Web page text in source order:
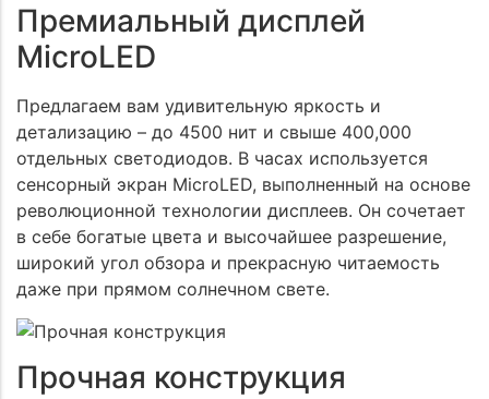
Премиальный дисплей
MicroLED
Предлагаем вам удивительную яркость и
детализацию – до 4500 нит и свыше 400,000
отдельных светодиодов. В часах используется
сенсорный экран MicroLED, выполненный на основе
революционной технологии дисплеев. Он сочетает
в себе богатые цвета и высочайшее разрешение,
широкий угол обзора и прекрасную читаемость
даже при прямом солнечном свете.
Прочная конструкция